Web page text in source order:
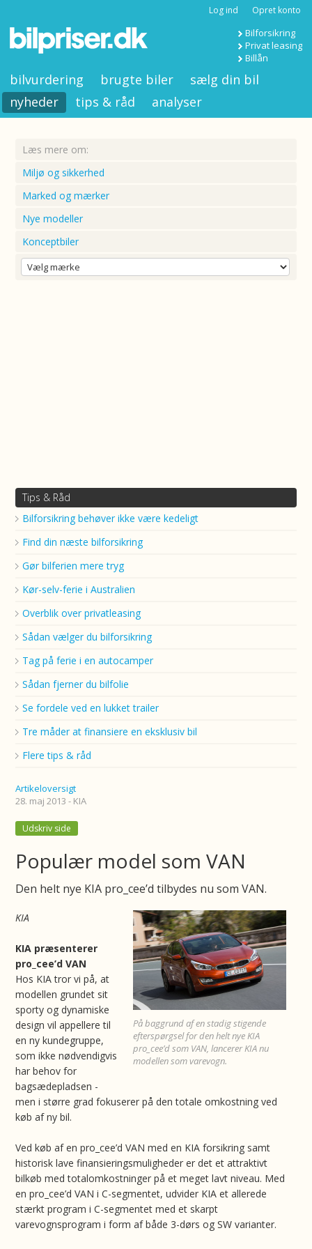
Log ind Opret konto
Bilforsikring
Privat leasing
Billån
bilvurdering brugte biler
sælg din bil
nyheder
tips & råd analyser
Læs mere om:
Miljø og sikkerhed
Marked og mærker
Nye modeller
Konceptbiler
Tips & Råd
Bilforsikring behøver ikke være kedeligt
Find din næste bilforsikring
Gør bilferien mere tryg
Kør-selv-ferie i Australien
Overblik over privatleasing
Sådan vælger du bilforsikring
Tag på ferie i en autocamper
Sådan fjerner du bilfolie
Se fordele ved en lukket trailer
Tre måder at finansiere en eksklusiv bil
Flere tips & råd
Artikeloversigt
28. maj 2013 - KIA
Udskriv side
Populær model som VAN
Den helt nye KIA pro_cee’d tilbydes nu som VAN.
På baggrund af en stadig stigende
efterspørgsel for den helt nye KIA
pro_cee’d som VAN, lancerer KIA nu
modellen som varevogn.
KIA
KIA præsenterer
pro_cee’d VAN
Hos KIA tror vi på, at
modellen grundet sit
sporty og dynamiske
design vil appellere til
en ny kundegruppe,
som ikke nødvendigvis
har behov for
bagsædepladsen -
men i større grad fokuserer på den totale omkostning ved
køb af ny bil.
Ved køb af en pro_cee’d VAN med en KIA forsikring samt
historisk lave finansieringsmuligheder er det et attraktivt
bilkøb med totalomkostninger på et meget lavt niveau. Med
en pro_cee’d VAN i C-segmentet, udvider KIA et allerede
stærkt program i C-segmentet med et skarpt
varevognsprogram i form af både 3-dørs og SW varianter.